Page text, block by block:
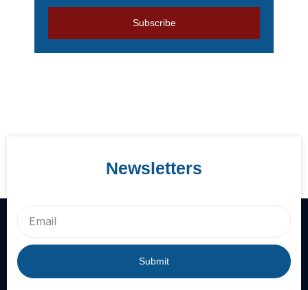
Subscribe
Newsletters
Submit